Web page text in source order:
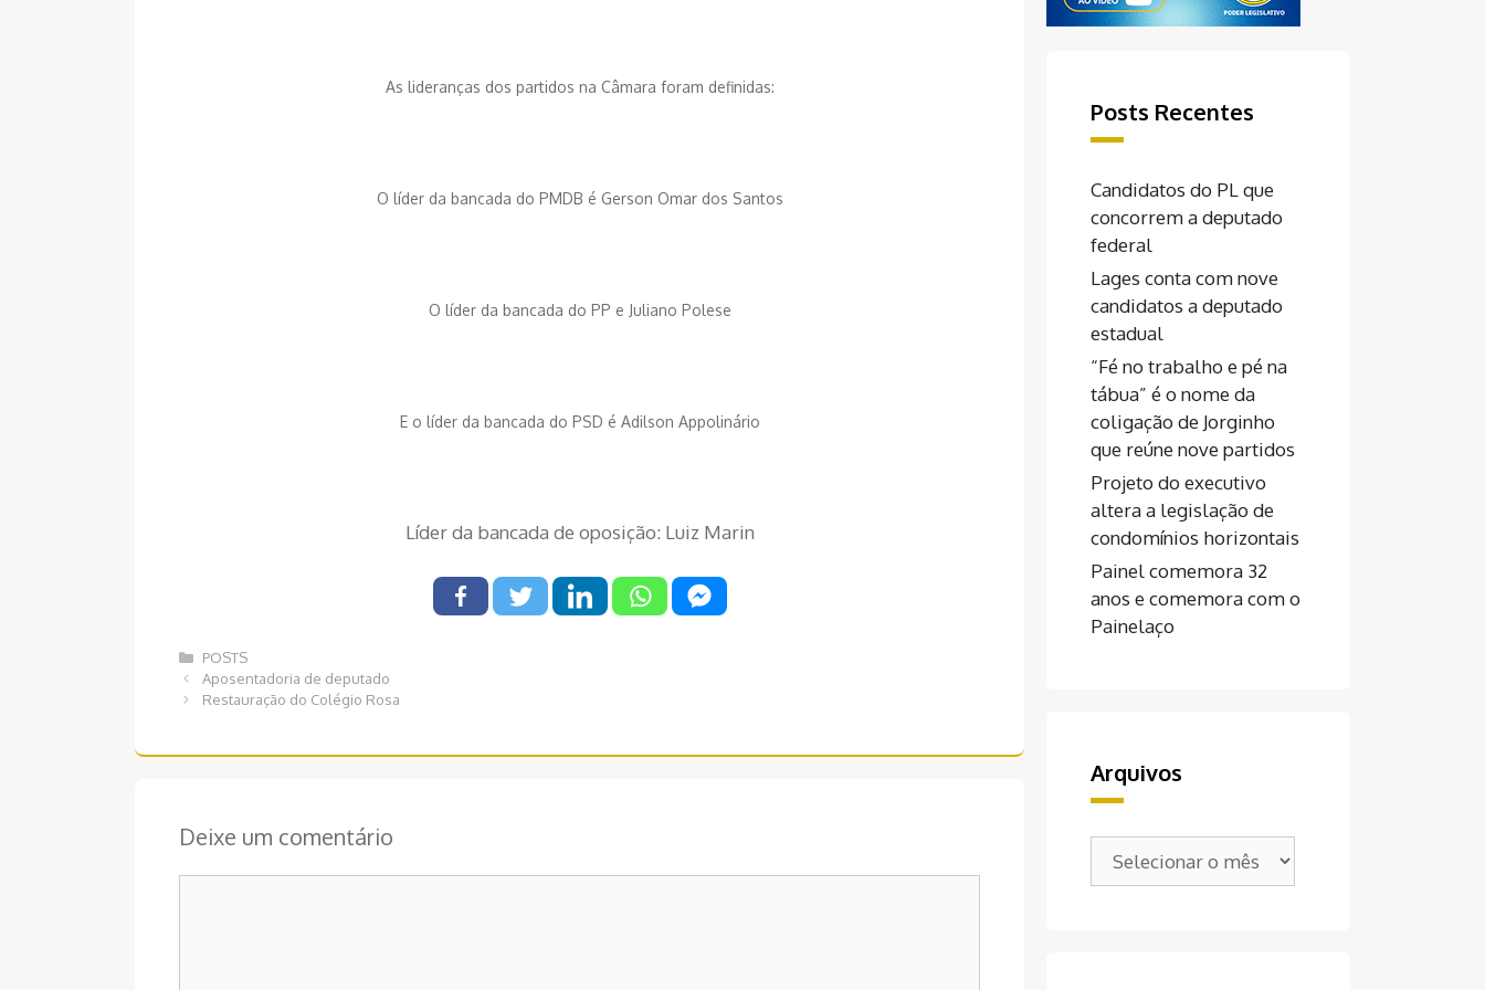
As lideranças dos partidos na Câmara foram definidas:
O líder da bancada do PMDB é Gerson Omar dos Santos
O líder da bancada do PP e Juliano Polese
E o líder da bancada do PSD é Adilson Appolinário
Líder da bancada de oposição: Luiz Marin
Categorias
POSTS
Navegação
de
Aposentadoria de deputado
Restauração do Colégio Rosa
Deixe um comentário
Posts Recentes
Candidatos do PL que
concorrem a deputado
federal
Lages conta com nove
candidatos a deputado
estadual
“Fé no trabalho e pé na
tábua” é o nome da
coligação de Jorginho
que reúne nove partidos
Projeto do executivo
altera a legislação de
condomínios horizontais
Painel comemora 32
anos e comemora com o
Painelaço
Arquivos